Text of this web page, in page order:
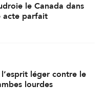
le Canada dans
acte parfait
léger contre le
lourdes